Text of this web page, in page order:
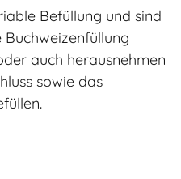
Befüllung und sind
auch herausnehmen
sowie das